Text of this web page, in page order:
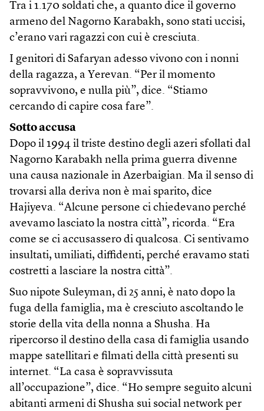
Tra i 1.170 soldati che, a quanto dice il governo
armeno del Nagorno Karabakh, sono stati uccisi,
c’erano vari ragazzi con cui è cresciuta.
I genitori di Safaryan adesso vivono con i nonni
della ragazza, a Yerevan. “Per il momento
sopravvivono, e nulla più”, dice. “Stiamo
cercando di capire cosa fare”.
Sotto accusa
Dopo il 1994 il triste destino degli azeri sfollati dal
Nagorno Karabakh nella prima guerra divenne
una causa nazionale in Azerbaigian. Ma il senso di
trovarsi alla deriva non è mai sparito, dice
Hajiyeva. “Alcune persone ci chiedevano perché
avevamo lasciato la nostra città”, ricorda. “Era
come se ci accusassero di qualcosa. Ci sentivamo
insultati, umiliati, diffidenti, perché eravamo stati
costretti a lasciare la nostra città”.
Suo nipote Suleyman, di 25 anni, è nato dopo la
fuga della famiglia, ma è cresciuto ascoltando le
storie della vita della nonna a Shusha. Ha
ripercorso il destino della casa di famiglia usando
mappe satellitari e filmati della città presenti su
internet. “La casa è sopravvissuta
all’occupazione”, dice. “Ho sempre seguito alcuni
abitanti armeni di Shusha sui social network per